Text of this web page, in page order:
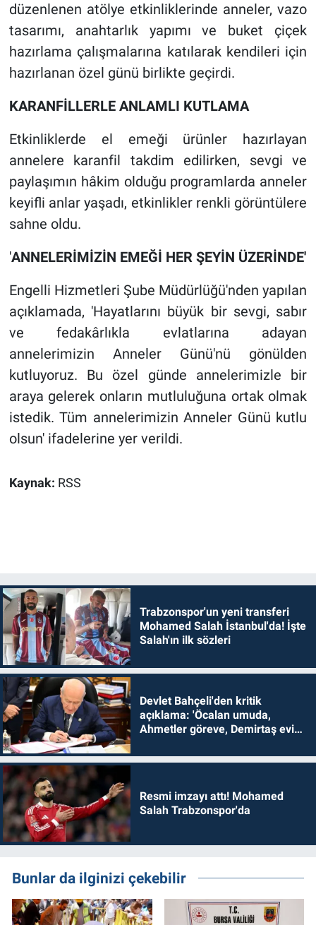
düzenlenen atölye etkinliklerinde anneler, vazo
tasarımı, anahtarlık yapımı ve buket çiçek
hazırlama çalışmalarına katılarak kendileri için
hazırlanan özel günü birlikte geçirdi.
KARANFİLLERLE ANLAMLI KUTLAMA
Etkinliklerde el emeği ürünler hazırlayan
annelere karanfil takdim edilirken, sevgi ve
paylaşımın hâkim olduğu programlarda anneler
keyifli anlar yaşadı, etkinlikler renkli görüntülere
sahne oldu.
'ANNELERİMİZİN EMEĞİ HER ŞEYİN ÜZERİNDE'
Engelli Hizmetleri Şube Müdürlüğü'nden yapılan
açıklamada, 'Hayatlarını büyük bir sevgi, sabır
ve fedakârlıkla evlatlarına adayan
annelerimizin Anneler Günü'nü gönülden
kutluyoruz. Bu özel günde annelerimizle bir
araya gelerek onların mutluluğuna ortak olmak
istedik. Tüm annelerimizin Anneler Günü kutlu
olsun' ifadelerine yer verildi.
Kaynak: RSS
Trabzonspor'un yeni transferi
Mohamed Salah İstanbul'da! İşte
Salah'ın ilk sözleri
Devlet Bahçeli'den kritik
açıklama: 'Öcalan umuda,
Ahmetler göreve, Demirtaş evine
Resmi imzayı attı! Mohamed
Salah Trabzonspor'da
Bunlar da ilginizi çekebilir